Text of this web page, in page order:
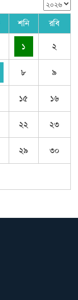
শনি রবি
১ ২
৮ ৯
১৫ ১৬
২২ ২৩
২৯ ৩০